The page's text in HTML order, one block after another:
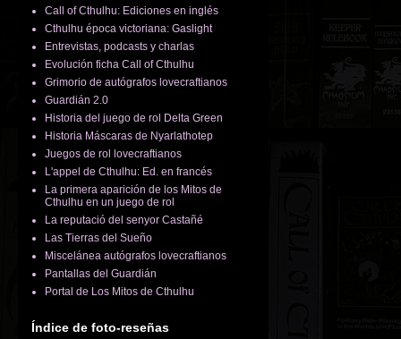
Call of Cthulhu: Ediciones en inglés
Cthulhu época victoriana: Gaslight
Entrevistas, podcasts y charlas
Evolución ficha Call of Cthulhu
Grimorio de autógrafos lovecraftianos
Guardián 2.0
Historia del juego de rol Delta Green
Historia Máscaras de Nyarlathotep
Juegos de rol lovecraftianos
L'appel de Cthulhu: Ed. en francés
La primera aparición de los Mitos de
Cthulhu en un juego de rol
La reputació del senyor Castañé
Las Tierras del Sueño
Miscelánea autógrafos lovecraftianos
Pantallas del Guardián
Portal de Los Mitos de Cthulhu
Índice de foto-reseñas